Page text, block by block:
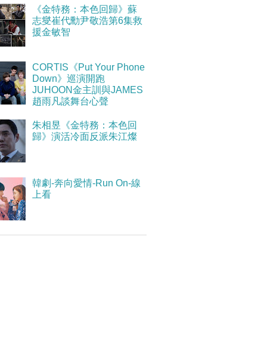
《金特務：本色回歸》蘇
志燮崔代勳尹敬浩第6集救
援金敏智
CORTIS《Put Your Phone
Down》巡演開跑
JUHOON金主訓與JAMES
趙雨凡談舞台心聲
朱相昱《金特務：本色回
歸》演活冷面反派朱江燦
韓劇-奔向愛情-Run On-線
上看